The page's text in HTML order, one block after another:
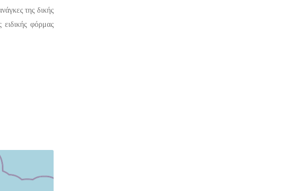
της δικής
φόρμας